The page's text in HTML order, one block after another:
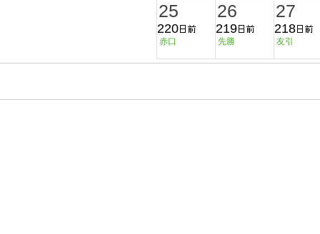
25
220
赤口
26
219
先勝
27
218
友引